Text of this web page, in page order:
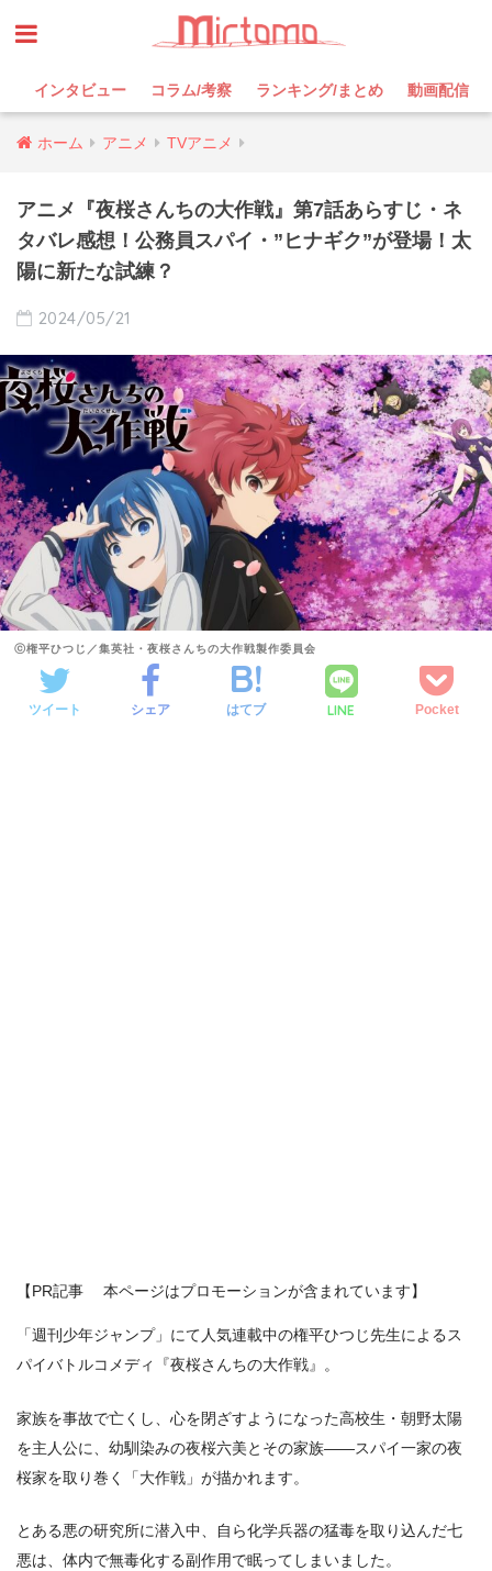
インタビュー コラム/考察 ランキング/まとめ 動画配信
ホーム アニメ TVアニメ
アニメ『夜桜さんちの大作戦』第7話あらすじ・ネ
タバレ感想！公務員スパイ・”ヒナギク”が登場！太
陽に新たな試練？
2024/05/21
ⓒ権平ひつじ／集英社・夜桜さんちの大作戦製作委員会
ツイート シェア はてブ LINE Pocket
【PR記事 本ページはプロモーションが含まれています】
「週刊少年ジャンプ」にて人気連載中の権平ひつじ先生によるス
パイバトルコメディ『夜桜さんちの大作戦』。
家族を事故で亡くし、心を閉ざすようになった高校生・朝野太陽
を主人公に、幼馴染みの夜桜六美とその家族――スパイ一家の夜
桜家を取り巻く「大作戦」が描かれます。
とある悪の研究所に潜入中、自ら化学兵器の猛毒を取り込んだ七
悪は、体内で無毒化する副作用で眠ってしまいました。